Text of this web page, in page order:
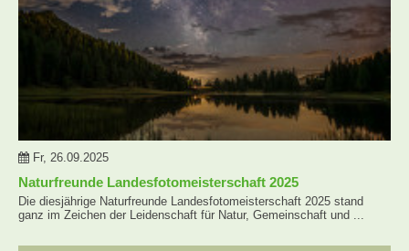
Fr, 26.09.2025
Naturfreunde Landesfotomeisterschaft 2025
Die diesjährige Naturfreunde Landesfotomeisterschaft 2025 stand
ganz im Zeichen der Leidenschaft für Natur, Gemeinschaft und ...